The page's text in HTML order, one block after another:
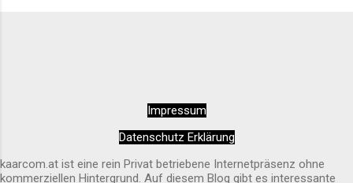
sehr entspannend und rundherum harmonisch.
Alles wirkt sehr sauber und liebevoll gepflegt.
Außen ist sie schon von Weitem erkennbar.
Impressum
Datenschutz Erklärung
kaarcom.at ist eine rein Privat betriebene Internetpräsenz ohne
kommerziellen Hintergrund. Auf diesem Blog gibt es interessante